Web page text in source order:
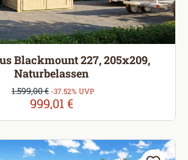
Blackmount 227, 205x209,
Naturbelassen
Verkaufspreis:
999,01 €
Regulärer Preis:
1.599,00 € -37.52% UVP